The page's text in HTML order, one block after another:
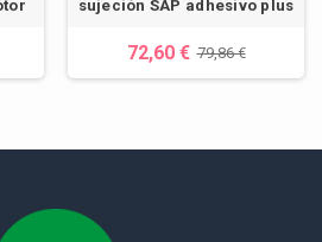
sujeción SAP adhesivo plus
72,60 € 79,86 €